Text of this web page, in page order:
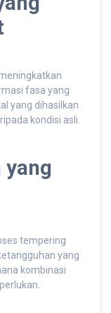
fasa yang
yang dihasilkan
kondisi asli.
yang
tempering
yang
kombinasi